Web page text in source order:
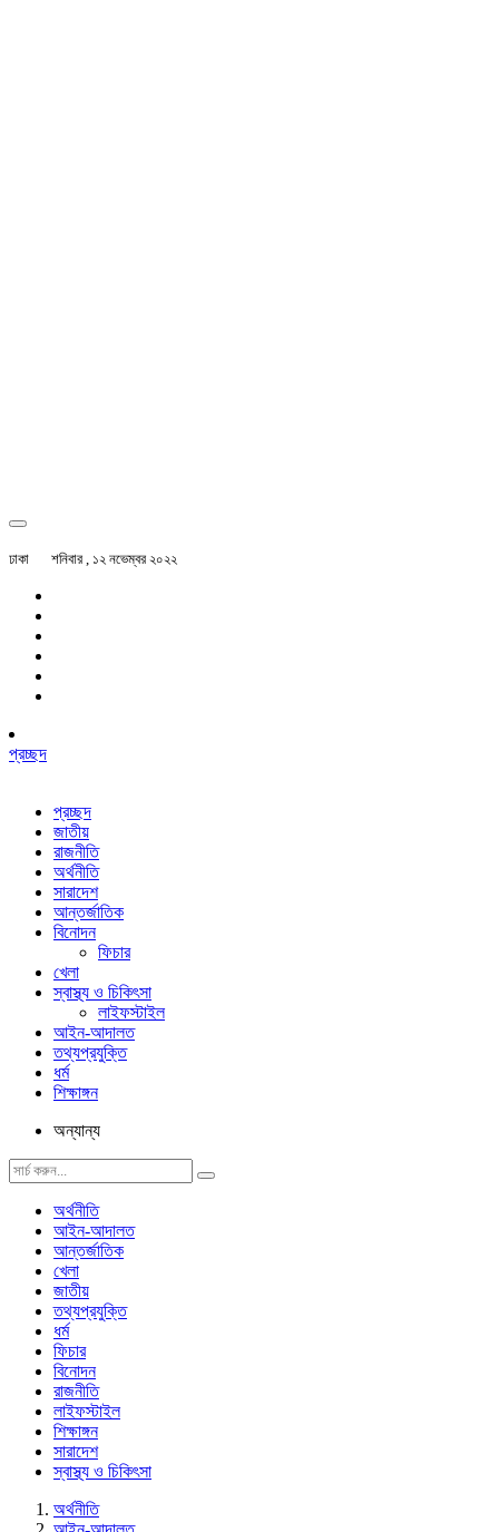
ঢাকা শনিবার , ১২ নভেম্বর ২০২২
প্রচ্ছদ
প্রচ্ছদ
জাতীয়
রাজনীতি
অর্থনীতি
সারাদেশ
আন্তর্জাতিক
বিনোদন
ফিচার
খেলা
স্বাস্থ্য ও চিকিৎসা
লাইফস্টাইল
আইন-আদালত
তথ্যপ্রযুক্তি
ধর্ম
শিক্ষাঙ্গন
অন্যান্য
অর্থনীতি
আইন-আদালত
আন্তর্জাতিক
খেলা
জাতীয়
তথ্যপ্রযুক্তি
ধর্ম
ফিচার
বিনোদন
রাজনীতি
লাইফস্টাইল
শিক্ষাঙ্গন
সারাদেশ
স্বাস্থ্য ও চিকিৎসা
অর্থনীতি